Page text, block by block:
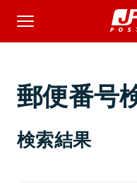
郵便番号
検索結果